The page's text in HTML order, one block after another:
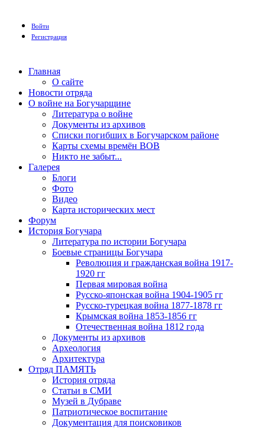
Войти
Регистрация
Главная
О сайте
Новости отряда
О войне на Богучарщине
Литература о войне
Документы из архивов
Списки погибших в Богучарском районе
Карты схемы времён ВОВ
Никто не забыт...
Галерея
Блоги
Фото
Видео
Карта исторических мест
Форум
История Богучара
Литература по истории Богучара
Боевые страницы Богучара
Революция и гражданская война 1917-
1920 гг
Первая мировая война
Русско-японская война 1904-1905 гг
Русско-турецкая война 1877-1878 гг
Крымская война 1853-1856 гг
Отечественная война 1812 года
Документы из архивов
Археология
Архитектура
Отряд ПАМЯТЬ
История отряда
Статьи в СМИ
Музей в Дубраве
Патриотическое воспитание
Документация для поисковиков